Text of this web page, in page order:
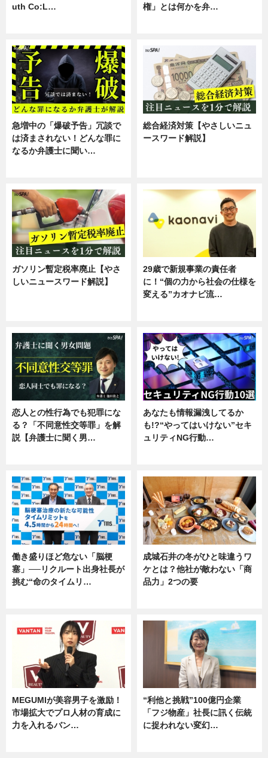
uth Co:L…
権」とは何かを弁…
急増中の「爆破予告」冗談で
は済まされない！どんな罪に
なるか弁護士に聞い…
総合経済対策【やさしいニュ
ースワード解説】
ガソリン暫定税率廃止【やさ
しいニュースワード解説】
29歳で新規事業の責任者
に！“個の力から社会の仕様を
変える”カオナビ流…
恋人との性行為でも犯罪にな
る？「不同意性交等罪」を解
説【弁護士に聞く男…
あなたも情報漏洩してるか
も!?“やってはいけない”セキ
ュリティNG行動…
働き盛りほど危ない「脳梗
塞」──リクルート出身社長が
挑む“命のタイムリ…
成城石井の冬がひと味違うワ
ケとは？他社が敵わない「商
品力」2つの要
MEGUMIが美容男子を激励！
市場拡大でプロ人材の育成に
力を入れるバン…
“利他と挑戦”100億円企業
「フジ物産」社長に訊く伝統
に捉われない変幻…